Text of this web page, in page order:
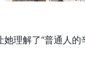
解了“普通人的